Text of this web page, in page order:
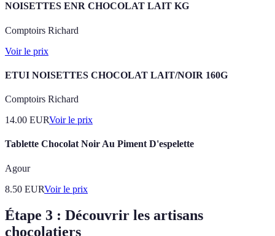
NOISETTES ENR CHOCOLAT LAIT KG
Comptoirs Richard
Voir le prix
ETUI NOISETTES CHOCOLAT LAIT/NOIR 160G
Comptoirs Richard
14.00 EURVoir le prix
Tablette Chocolat Noir Au Piment D'espelette
Agour
8.50 EURVoir le prix
Étape 3 : Découvrir les artisans
chocolatiers